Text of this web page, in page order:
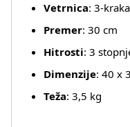
Vetrnica: 3-kraka
Premer: 30 cm
Hitrosti: 3
Dimenzije: 40 x
Teža: 3,5 kg